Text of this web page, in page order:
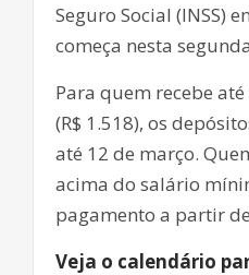
Seguro Social (INSS)
começa nesta
Para quem recebe
(R$ 1.518), os
até 12 de março.
acima do salário
pagamento a partir
Veja o calendário